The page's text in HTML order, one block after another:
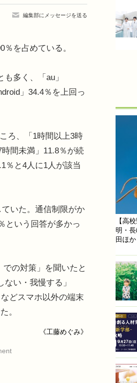
編集部にメッセージを送る
を占めている。
多く、「au」
」34.4％を上回っ
ろ、「1時間以上3時
間未満」11.8％が続
％と4人に1人が該当
いた。通信制限がか
という回答が多かっ
の対策」を聞いたと
い・我慢する」
どスマホ以外の端末
。
《工藤めぐみ》
【高
明・
田ほか